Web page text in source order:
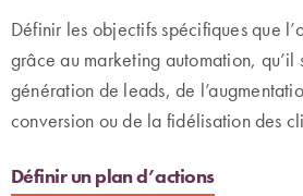
Définir les objectifs spécifiques que
grâce au marketing automation, qu’il
génération de leads, de
conversion ou de la fidélisation des
Définir un plan d’actions